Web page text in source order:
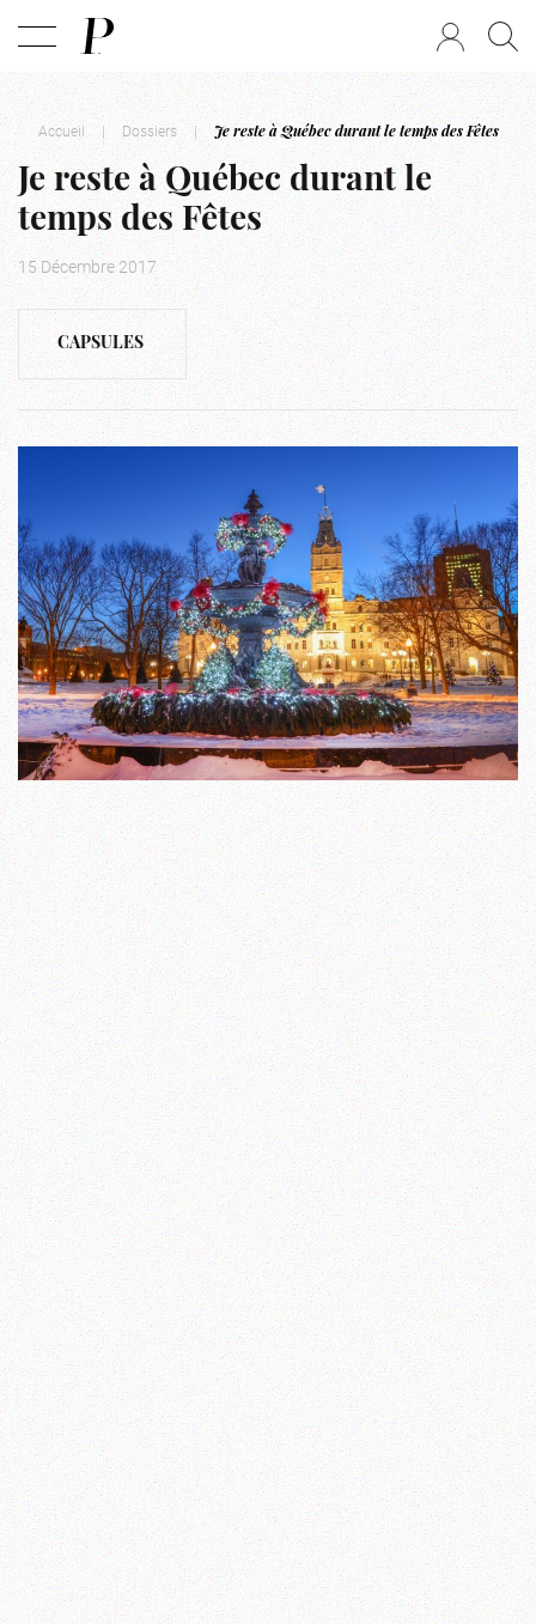
Accueil | Dossiers | Je reste à Québec durant le temps des Fêtes
Je reste à Québec durant le
temps des Fêtes
15 Décembre 2017
CAPSULES